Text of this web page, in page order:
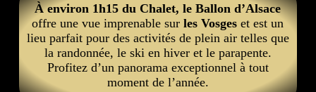
À environ 1h15 du Chalet, le Ballon d’Alsace
offre une vue imprenable surles Vosges et est un
lieu parfait pour des activités de plein air telles que
la randonnée, le ski en hiver et le parapente.
Profitez d’un panorama exceptionnel à tout
moment de l’année.